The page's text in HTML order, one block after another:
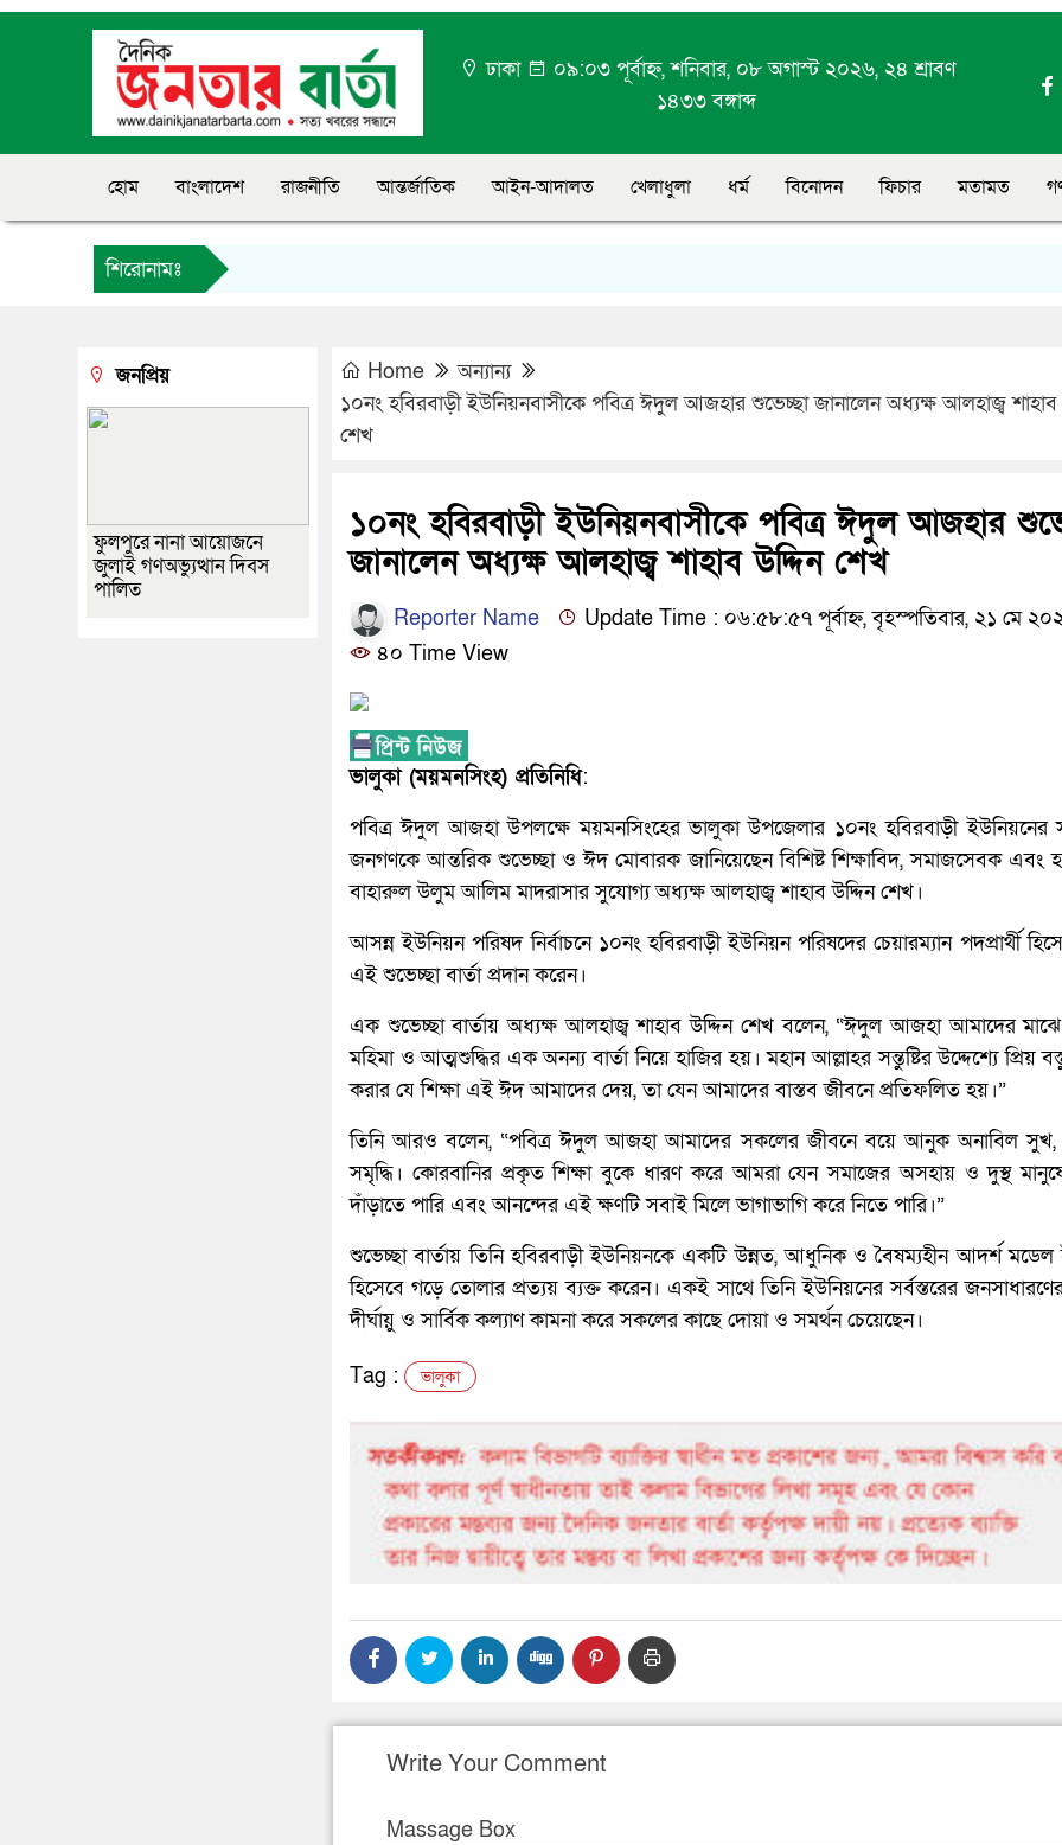
ঢাকা
০৯:০৩ পূর্বাহ্ন, শনিবার, ০৮ অগাস্ট ২০২৬, ২৪ শ্রাবণ
১৪৩৩ বঙ্গাব্দ
হোম বাংলাদেশ রাজনীতি আন্তর্জাতিক আইন-আদালত খেলাধুলা ধর্ম বিনোদন ফিচার মতামত
শিরোনামঃ
Home
অন্যান্য
১০নং হবিরবাড়ী ইউনিয়নবাসীকে পবিত্র ঈদুল আজহার শুভেচ্ছা জানালেন অধ্যক্ষ আলহাজ্ব শাহাব
শেখ
১০নং হবিরবাড়ী ইউনিয়নবাসীকে পবিত্র ঈদুল আজহার
জানালেন অধ্যক্ষ আলহাজ্ব শাহাব উদ্দিন শেখ
Reporter Name
Update Time : ০৬:৫৮:৫৭ পূর্বাহ্ন, বৃহস্পতিবার, ২১ মে
৪০ Time View
ভালুকা (ময়মনসিংহ) প্রতিনিধি:
পবিত্র ঈদুল আজহা উপলক্ষে ময়মনসিংহের ভালুকা উপজেলার ১০নং হবিরবাড়ী ইউনিয়নের
জনগণকে আন্তরিক শুভেচ্ছা ও ঈদ মোবারক জানিয়েছেন বিশিষ্ট শিক্ষাবিদ, সমাজসেবক এবং
বাহারুল উলুম আলিম মাদরাসার সুযোগ্য অধ্যক্ষ আলহাজ্ব শাহাব উদ্দিন শেখ।
​আসন্ন ইউনিয়ন পরিষদ নির্বাচনে ১০নং হবিরবাড়ী ইউনিয়ন পরিষদের চেয়ারম্যান পদপ্রার্থী
এই শুভেচ্ছা বার্তা প্রদান করেন।
​এক শুভেচ্ছা বার্তায় অধ্যক্ষ আলহাজ্ব শাহাব উদ্দিন শেখ বলেন, “ঈদুল আজহা আমাদের মাঝে
মহিমা ও আত্মশুদ্ধির এক অনন্য বার্তা নিয়ে হাজির হয়। মহান আল্লাহর সন্তুষ্টির উদ্দেশ্যে প্রিয়
করার যে শিক্ষা এই ঈদ আমাদের দেয়, তা যেন আমাদের বাস্তব জীবনে প্রতিফলিত হয়।”
​তিনি আরও বলেন, “পবিত্র ঈদুল আজহা আমাদের সকলের জীবনে বয়ে আনুক অনাবিল সুখ,
সমৃদ্ধি। কোরবানির প্রকৃত শিক্ষা বুকে ধারণ করে আমরা যেন সমাজের অসহায় ও দুস্থ
দাঁড়াতে পারি এবং আনন্দের এই ক্ষণটি সবাই মিলে ভাগাভাগি করে নিতে পারি।”
​শুভেচ্ছা বার্তায় তিনি হবিরবাড়ী ইউনিয়নকে একটি উন্নত, আধুনিক ও বৈষম্যহীন আদর্শ
হিসেবে গড়ে তোলার প্রত্যয় ব্যক্ত করেন। একই সাথে তিনি ইউনিয়নের সর্বস্তরের জনসাধারণের
দীর্ঘায়ু ও সার্বিক কল্যাণ কামনা করে সকলের কাছে দোয়া ও সমর্থন চেয়েছেন।
Tag : ভালুকা
Write Your Comment
Massage Box
জনপ্রিয়
ফুলপুরে নানা আয়োজনে
জুলাই গণঅভ্যুত্থান দিবস
পালিত